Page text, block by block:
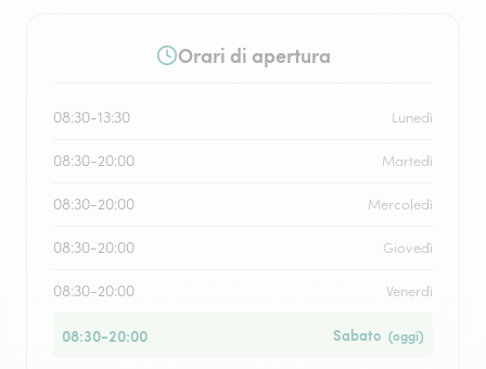
Orari di apertura
08:30-13:30 Lunedì
08:30-20:00 Martedì
08:30-20:00 Mercoledì
08:30-20:00 Giovedì
08:30-20:00 Venerdì
08:30-20:00 Sabato (oggi)